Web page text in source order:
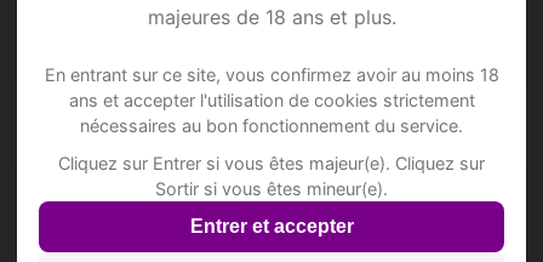
majeures de 18 ans et plus.
En entrant sur ce site, vous confirmez avoir au moins 18
ans et accepter l'utilisation de cookies strictement
nécessaires au bon fonctionnement du service.
Cliquez sur Entrer si vous êtes majeur(e). Cliquez sur
Sortir si vous êtes mineur(e).
Entrer et accepter
Top villes de Hainaut
Rencontre Mature
Rencontre Mature